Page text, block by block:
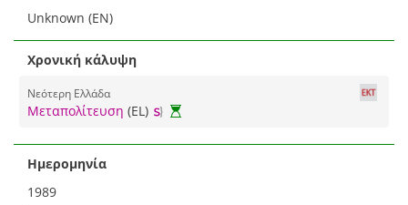
Unknown (EN)
Χρονική κάλυψη
Νεότερη Ελλάδα
Μεταπολίτευση (EL)
Ημερομηνία
1989